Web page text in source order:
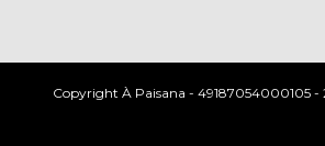
Copyright À Paisana - 49187054000105 -